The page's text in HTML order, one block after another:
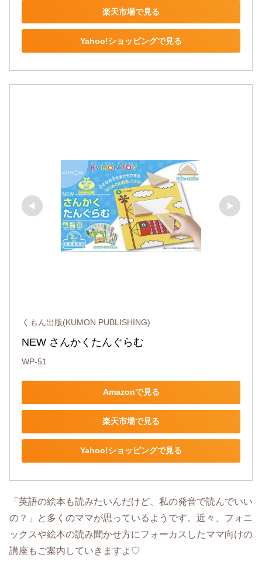
楽天市場で見る
Yahoo!ショッピングで見る
くもん出版(KUMON PUBLISHING)
NEW さんかくたんぐらむ
WP-51
Amazonで見る
楽天市場で見る
Yahoo!ショッピングで見る
「英語の絵本も読みたいんだけど、私の発音で読んでいい
の？」と多くのママが思っているようです。近々、フォニ
ックスや絵本の読み聞かせ方にフォーカスしたママ向けの
講座もご案内していきますよ♡